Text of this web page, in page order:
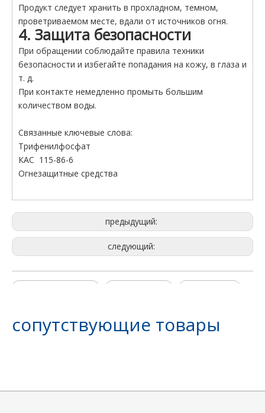
Продукт следует хранить в прохладном, темном,
проветриваемом месте, вдали от источников огня.
4. Защита безопасности
При обращении соблюдайте правила техники
безопасности и избегайте попадания на кожу, в глаза и
т. д.
При контакте немедленно промыть большим
количеством воды.
Связанные ключевые слова:
Трифенилфосфат
КАС 115-86-6
Огнезащитные средства
предыдущий:
следующий:
Боссхам
сопутствующие товары